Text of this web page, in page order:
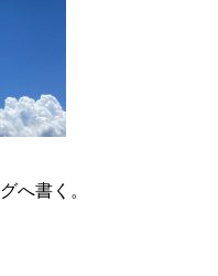
へ書く。